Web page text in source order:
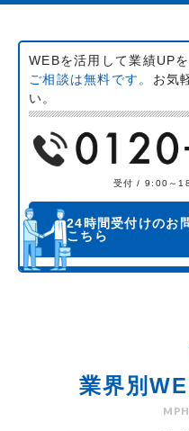
WEBを活用して業績UP
ご相談は無料です。 お気
い。
受付 / 9:00～
24時間受付けのお
こちら
業界別